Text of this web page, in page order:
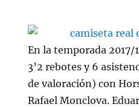
En la temporada
3’2 rebotes y 6
de valoración) con
Rafael Monclova.